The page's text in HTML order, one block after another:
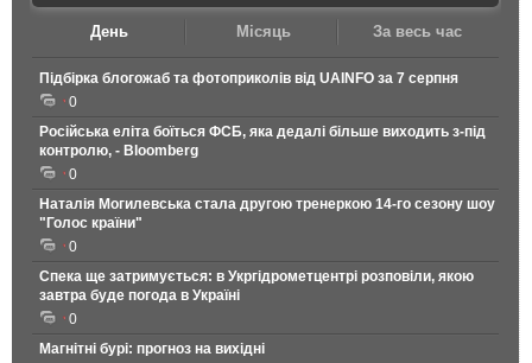
День Місяць За весь час
Підбірка блогожаб та фотоприколів від UAINFO за 7 серпня
0
Російська еліта боїться ФСБ, яка дедалі більше виходить з-під
контролю, - Bloomberg
0
Наталія Могилевська стала другою тренеркою 14-го сезону шоу
"Голос країни"
0
Спека ще затримується: в Укргідрометцентрі розповіли, якою
завтра буде погода в Україні
0
Магнітні бурі: прогноз на вихідні